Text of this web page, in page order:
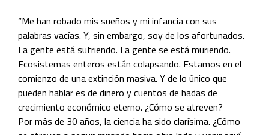
“Me han robado mis sueños y mi infancia con sus
palabras vacías. Y, sin embargo, soy de los afortunados.
La gente está sufriendo. La gente se está muriendo.
Ecosistemas enteros están colapsando. Estamos en el
comienzo de una extinción masiva. Y de lo único que
pueden hablar es de dinero y cuentos de hadas de
crecimiento económico eterno. ¿Cómo se atreven?
Por más de 30 años, la ciencia ha sido clarísima. ¿Cómo